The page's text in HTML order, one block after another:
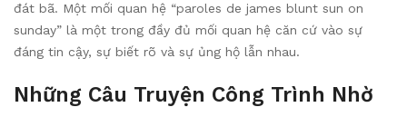
đát bã. Một mối quan hệ “paroles de james blunt sun on
sunday” là một trong đầy đủ mối quan hệ căn cứ vào sự
đáng tin cậy, sự biết rõ và sự ủng hộ lẫn nhau.
Những Câu Truyện Công Trình Nhờ